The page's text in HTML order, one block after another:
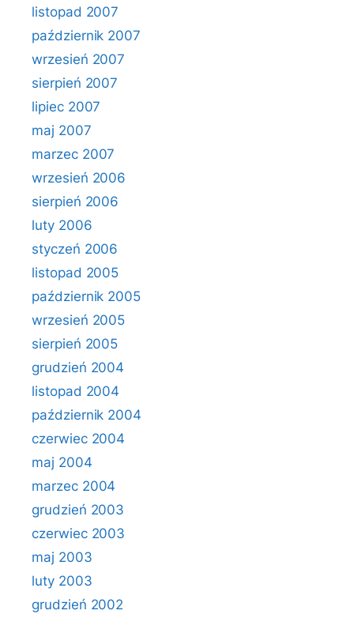
listopad 2007
październik 2007
wrzesień 2007
sierpień 2007
lipiec 2007
maj 2007
marzec 2007
wrzesień 2006
sierpień 2006
luty 2006
styczeń 2006
listopad 2005
październik 2005
wrzesień 2005
sierpień 2005
grudzień 2004
listopad 2004
październik 2004
czerwiec 2004
maj 2004
marzec 2004
grudzień 2003
czerwiec 2003
maj 2003
luty 2003
grudzień 2002